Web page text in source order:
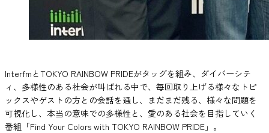
InterfmとTOKYO RAINBOW PRIDEがタッグを組み、ダイバーシテ
ィ、多様性のある社会が叫ばれる中で、毎回取り上げる様々なトピ
ックスやゲストの方との会話を通し、まだまだ残る、様々な問題を
可視化し、本当の意味での多様性と、愛のある社会を目指していく
番組「Find Your Colors with TOKYO RAINBOW PRIDE」。